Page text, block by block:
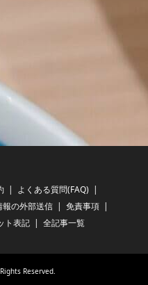
よくある質問(FAQ)
報の外部送信
免責事項
ト表記 全記事一覧
Rights Reserved.